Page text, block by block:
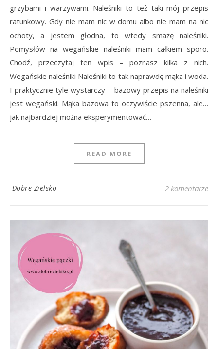
grzybami i warzywami. Naleśniki to też taki mój przepis
ratunkowy. Gdy nie mam nic w domu albo nie mam na nic
ochoty, a jestem głodna, to wtedy smażę naleśniki.
Pomysłów na wegańskie naleśniki mam całkiem sporo.
Chodź, przeczytaj ten wpis – poznasz kilka z nich.
Wegańskie naleśniki Naleśniki to tak naprawdę mąka i woda.
I praktycznie tyle wystarczy – bazowy przepis na naleśniki
jest wegański. Mąka bazowa to oczywiście pszenna, ale…
jak najbardziej można eksperymentować…
READ MORE
Dobre Zielsko 2 komentarze